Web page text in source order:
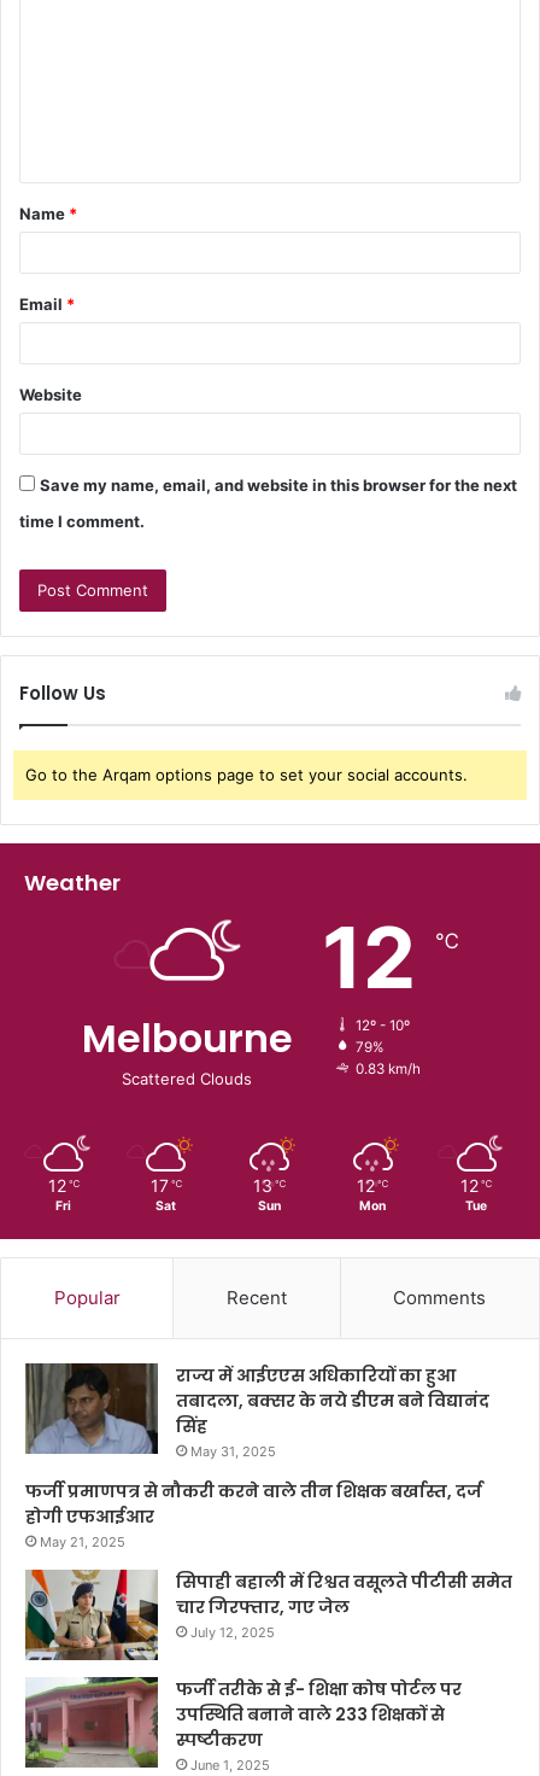
Name *
Email *
Website
Save my name, email, and website in this browser for the next
time I comment.
Follow Us
Go to the Arqam options page to set your social accounts.
Weather
Melbourne
Scattered Clouds
12 ℃
12º - 10º
79%
0.83 km/h
12 ℃
Fri
17 ℃
Sat
13 ℃
Sun
12 ℃
Mon
12 ℃
Tue
Popular Recent Comments
राज्य में आईएएस अधिकारियों का हुआ
तबादला, बक्सर के नये डीएम बने विद्यानंद
सिंह
May 31, 2025
फर्जी प्रमाणपत्र से नौकरी करने वाले तीन शिक्षक बर्खास्त, दर्ज
होगी एफआईआर
May 21, 2025
सिपाही बहाली में रिश्वत वसूलते पीटीसी समेत
चार गिरफ्तार, गए जेल
July 12, 2025
फर्जी तरीके से ई- शिक्षा कोष पोर्टल पर
उपस्थिति बनाने वाले 233 शिक्षकों से
स्पष्टीकरण
June 1, 2025